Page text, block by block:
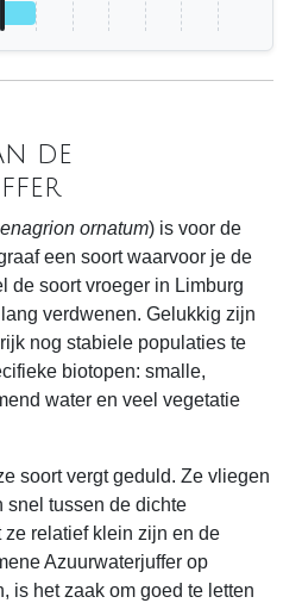
de
ornatum) is voor de
een soort waarvoor je de
de soort vroeger in Limburg
verdwenen. Gelukkig zijn
nog stabiele populaties te
biotopen: smalle,
water en veel vegetatie
soort vergt geduld. Ze vliegen
snel tussen de dichte
relatief klein zijn en de
Azuurwaterjuffer op
is het zaak om goed te letten